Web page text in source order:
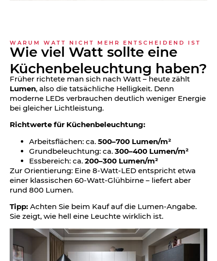
WARUM WATT NICHT MEHR ENTSCHEIDEND IST
Wie viel Watt sollte eine
Küchen­beleuchtung haben?
Früher richtete man sich nach Watt – heute zählt
Lumen, also die tatsächliche Helligkeit. Denn
moderne LEDs verbrauchen deutlich weniger Energie
bei gleicher Lichtleistung.
Richtwerte für Küchenbeleuchtung:
Arbeitsflächen: ca. 500–700 Lumen/m²
Grundbeleuchtung: ca. 300–400 Lumen/m²
Essbereich: ca. 200–300 Lumen/m²
Zur Orientierung: Eine 8-Watt-LED entspricht etwa
einer klassischen 60-Watt-Glühbirne – liefert aber
rund 800 Lumen.
Tipp: Achten Sie beim Kauf auf die Lumen-Angabe.
Sie zeigt, wie hell eine Leuchte wirklich ist.